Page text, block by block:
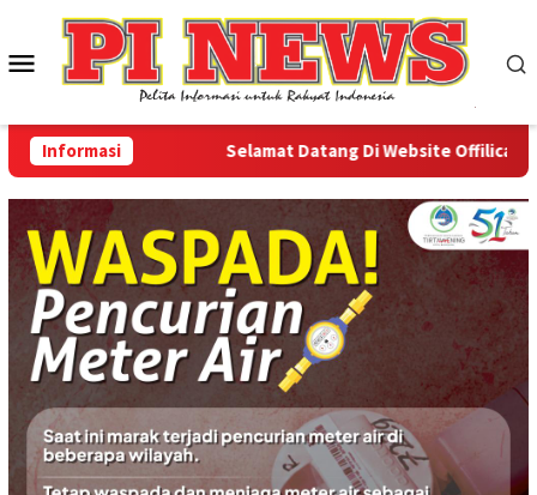
konten
Menu
Mobile
Informasi Selamat Datang Di Website Offilical PI-